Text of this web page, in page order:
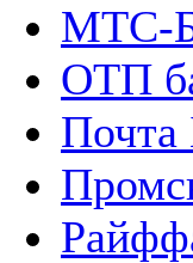
МТС-
ОТП
Почта